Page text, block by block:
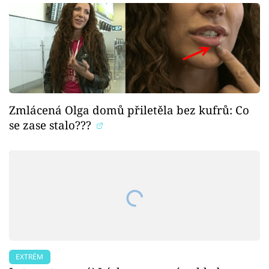
Zmlácená Olga domů přiletěla bez kufrů: Co
se zase stalo???
EXTRÉM